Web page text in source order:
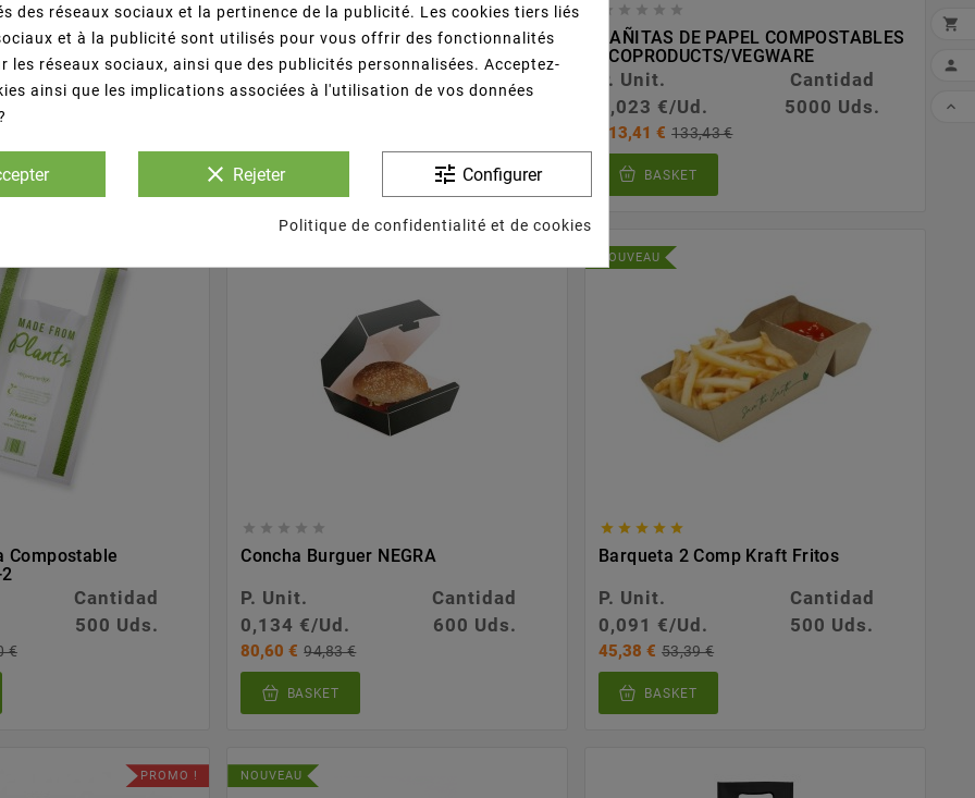
Enfundado (negro)
Cantidad
100 Uds.

Bolsa Papel C/asa Plana 26X17X26
NEGRA 70gr
P. Unit.
Cantidad
    
CAÑITAS DE PAPEL COMPOSTABLES
ECOPRODUCTS/VEGWARE
P. Unit.
Cantidad
0,023 €/Ud.
5000 Uds.
113,41 € 133,43 €
BASKET
Compostable
Cantidad
500 Uds.
€
    
Concha Burguer NEGRA
P. Unit.
Cantidad
0,134 €/Ud.
600 Uds.
80,60 € 94,83 €
BASKET
NOUVEAU
    
Barqueta 2 Comp Kraft Fritos
P. Unit.
Cantidad
0,091 €/Ud.
500 Uds.
45,38 € 53,39 €
BASKET
PROMO ! NOUVEAU



des réseaux sociaux et la pertinence de la publicité. Les cookies tiers liés
et à la publicité sont utilisés pour vous offrir des fonctionnalités
les réseaux sociaux, ainsi que des publicités personnalisées. Acceptez-
ainsi que les implications associées à l'utilisation de vos données
clear Rejeter tune Configurer
Politique de confidentialité et de cookies